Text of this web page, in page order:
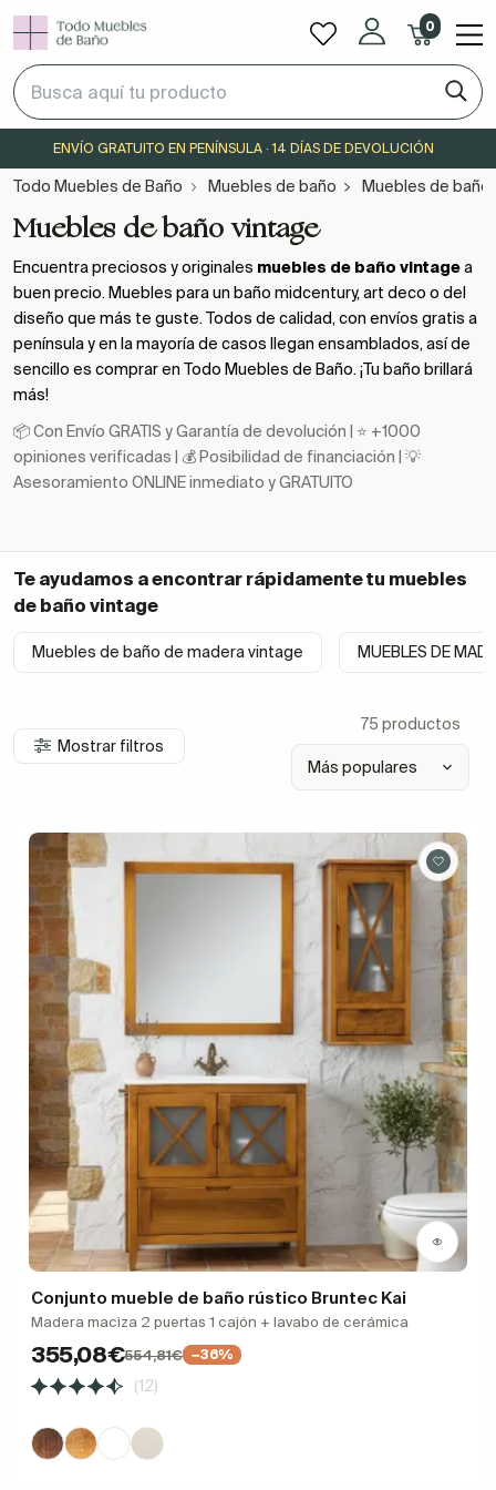
0
ENVÍO GRATUITO EN PENÍNSULA · 14 DÍAS DE DEVOLUCIÓN
Todo Muebles de Baño Muebles de baño Muebles de baño
Muebles de baño vintage
Encuentra preciosos y originales muebles de baño vintagea
buen precio. Muebles para un baño midcentury, art deco o del
diseño que más te guste. Todos de calidad, con envíos gratis a
península y en la mayoría de casos llegan ensamblados, así de
sencillo es comprar en Todo Muebles de Baño. ¡Tu baño brillará
más!
📦 Con Envío GRATIS y Garantía de devolución | ⭐ +1000
opiniones verificadas | 💰 Posibilidad de financiación | 💡
Asesoramiento ONLINE inmediato y GRATUITO
Te ayudamos a encontrar rápidamente tu muebles
de baño vintage
Muebles de baño de madera vintage MUEBLES DE
Mostrar filtros
75 productos
Conjunto mueble de baño rústico Bruntec Kai
Madera maciza 2 puertas 1 cajón + lavabo de cerámica
355,08€554,81€ −36%
(12)